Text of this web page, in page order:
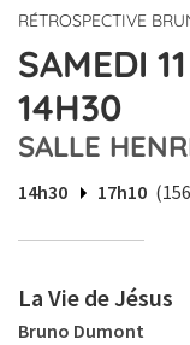
RÉTROSPECTIVE
SAMEDI
14H30
SALLE
14h30 17h10
La Vie de Jésus
Bruno Dumont